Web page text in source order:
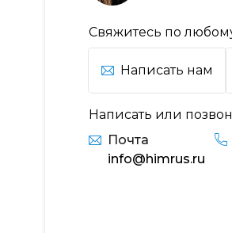
Свяжитесь по
Написать нам
Написать или
Почта
info@himrus.ru